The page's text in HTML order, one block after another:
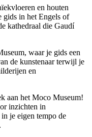
en houten
in het Engels of
kathedraal die Gaudí
waar je gids een
de kunstenaar terwijl je
en
aan het Moco Museum!
inzichten in
je eigen tempo de